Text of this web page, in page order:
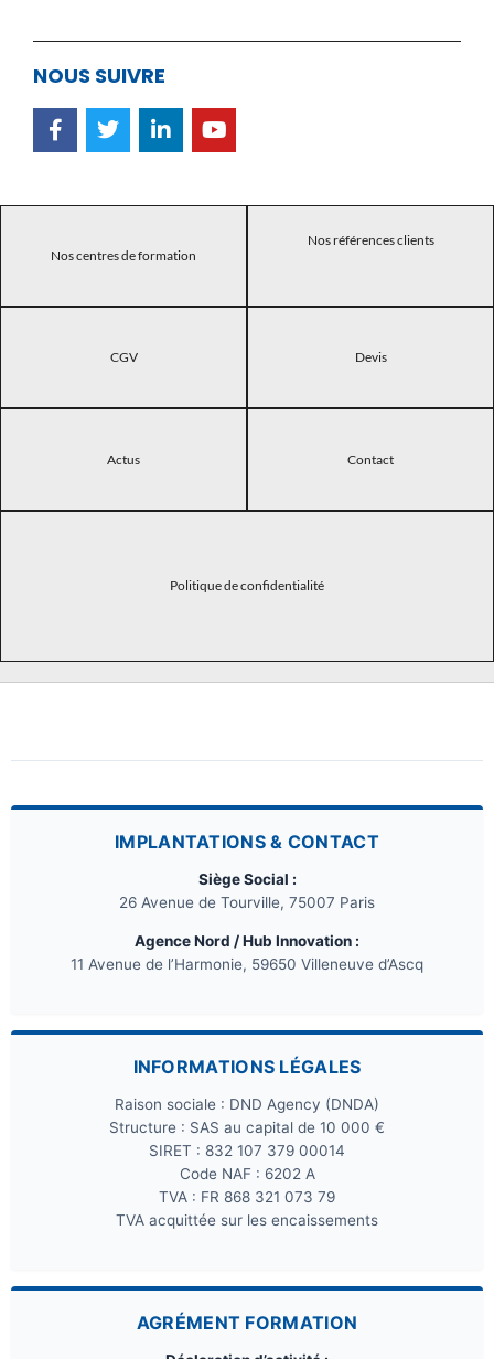
NOUS SUIVRE
Nos centres de formation
Nos références clients
CGV Devis
Actus Contact
Politique de confidentialité
IMPLANTATIONS & CONTACT
Siège Social :
26 Avenue de Tourville, 75007 Paris
Agence Nord / Hub Innovation :
11 Avenue de l’Harmonie, 59650 Villeneuve d’Ascq
INFORMATIONS LÉGALES
Raison sociale : DND Agency (DNDA)
Structure : SAS au capital de 10 000 €
SIRET : 832 107 379 00014
Code NAF : 6202 A
TVA : FR 868 321 073 79
TVA acquittée sur les encaissements
AGRÉMENT FORMATION